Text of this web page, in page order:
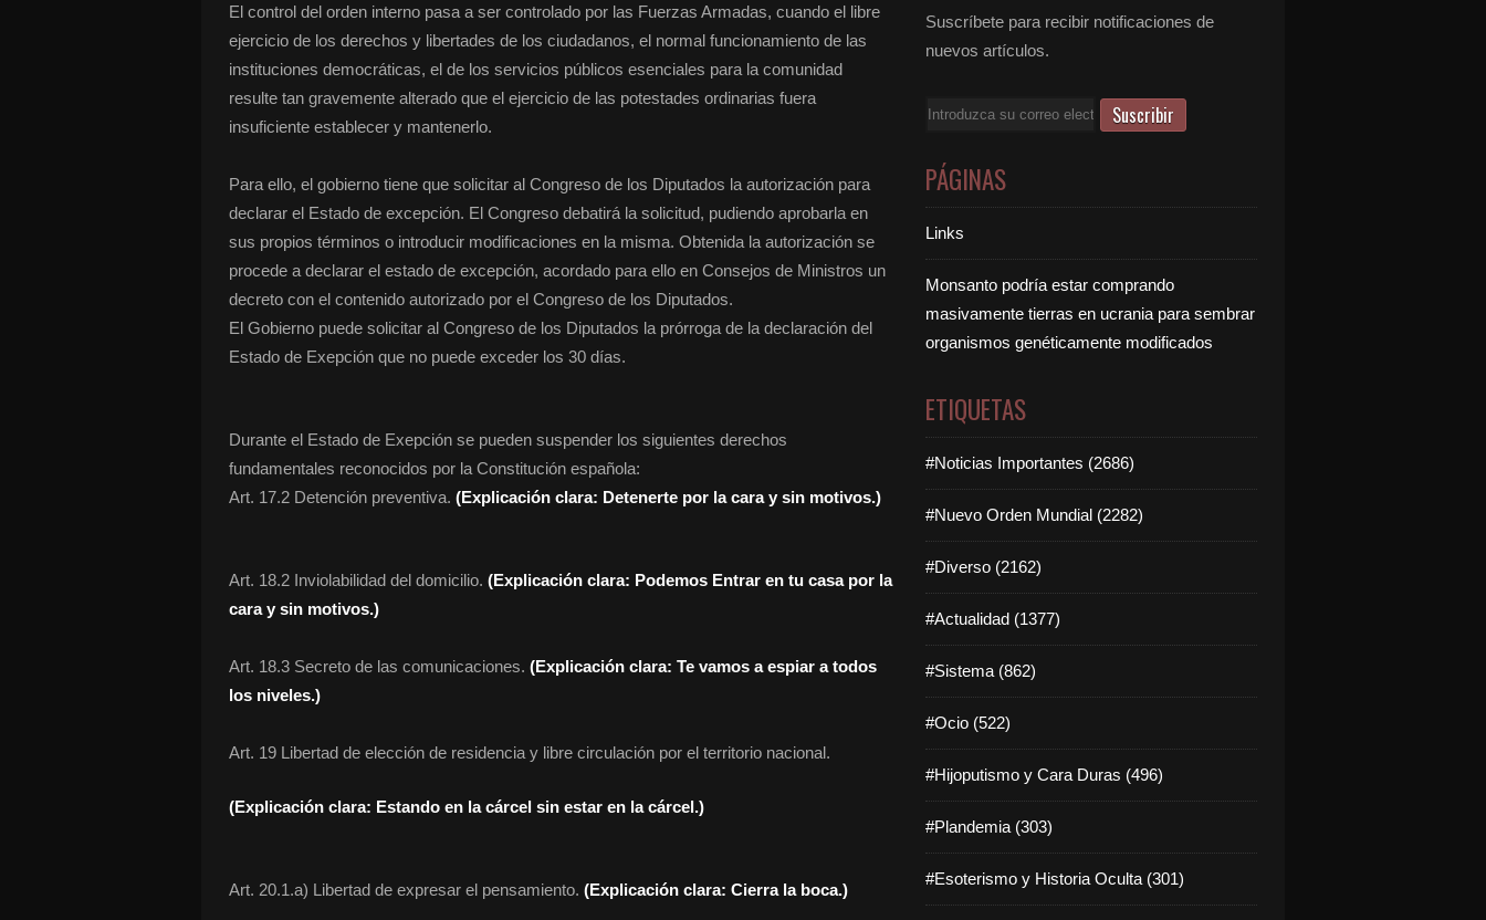
El control del orden interno pasa a ser controlado por las Fuerzas Armadas, cuando el libre
ejercicio de los derechos y libertades de los ciudadanos, el normal funcionamiento de las
instituciones democráticas, el de los servicios públicos esenciales para la comunidad
resulte tan gravemente alterado que el ejercicio de las potestades ordinarias fuera
insuficiente establecer y mantenerlo.
Para ello, el gobierno tiene que solicitar al Congreso de los Diputados la autorización para
declarar el Estado de excepción. El Congreso debatirá la solicitud, pudiendo aprobarla en
sus propios términos o introducir modificaciones en la misma. Obtenida la autorización se
procede a declarar el estado de excepción, acordado para ello en Consejos de Ministros un
decreto con el contenido autorizado por el Congreso de los Diputados.
El Gobierno puede solicitar al Congreso de los Diputados la prórroga de la declaración del
Estado de Exepción que no puede exceder los 30 días.
Durante el Estado de Exepción se pueden suspender los siguientes derechos
fundamentales reconocidos por la Constitución española:
Art. 17.2 Detención preventiva. (Explicación clara: Detenerte por la cara y sin motivos.)
Art. 18.2 Inviolabilidad del domicilio. (Explicación clara: Podemos Entrar en tu casa por la
cara y sin motivos.)
Art. 18.3 Secreto de las comunicaciones. (Explicación clara: Te vamos a espiar a todos
los niveles.)
Art. 19 Libertad de elección de residencia y libre circulación por el territorio nacional.
(Explicación clara: Estando en la cárcel sin estar en la cárcel.)
Art. 20.1.a) Libertad de expresar el pensamiento. (Explicación clara: Cierra la boca.)
Suscríbete para recibir notificaciones de
nuevos artículos.
Email
PÁGINAS
Links
Monsanto podría estar comprando
masivamente tierras en ucrania para sembrar
organismos genéticamente modificados
ETIQUETAS
#Noticias Importantes (2686)
#Nuevo Orden Mundial (2282)
#Diverso (2162)
#Actualidad (1377)
#Sistema (862)
#Ocio (522)
#Hijoputismo y Cara Duras (496)
#Plandemia (303)
#Esoterismo y Historia Oculta (301)